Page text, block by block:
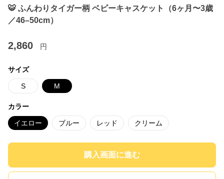
🐯 ふんわりタイガー柄 ベビーキャスケット（6ヶ月〜3歳
／46–50cm）
2,860 円
サイズ
S M
カラー
イエロー ブルー レッド クリーム
購入画面に進む